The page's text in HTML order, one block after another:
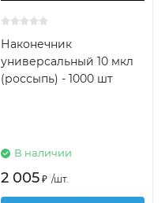
Наконечник
универсальный 10 мкл
(россыпь) - 1000 шт
В наличии
2 005 ₽ /шт.